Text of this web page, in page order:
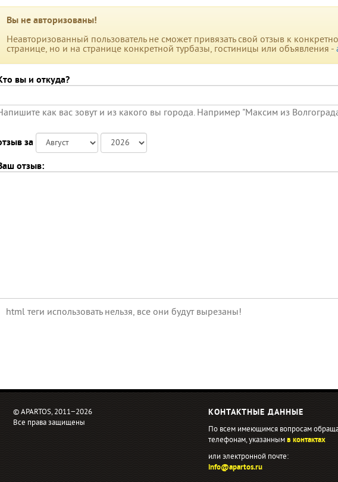
Вы не авторизованы!
Неавторизованный пользователь не сможет привязать свой отзыв к
странице, но и на странице конкретной турбазы, гостиницы или объявления -
вы и откуда?
как вас зовут и из какого вы города. Например "Максим из
за
отзыв:
html теги использовать нельзя, все они будут вырезаны!
© APARTOS, 2011−2026
Все права защищены
КОНТАКТНЫЕ ДАННЫЕ
По всем имеющимся вопросам
телефонам, указаннымв контактах
или электронной почте:
info@apartos.ru